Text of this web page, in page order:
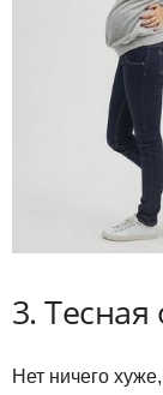
3.
Нет ничего